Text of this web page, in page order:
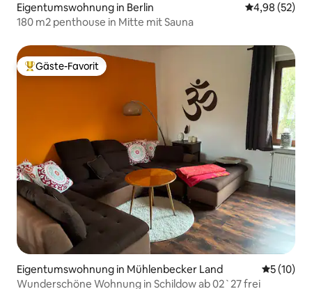
Eigentumswohnung in Berlin
4,98 (52)
180 m2 penthouse in Mitte mit Sauna
Beliebter Gäste-Favorit.
Gäste-Favorit
Eigentumswohnung in Mühlenbecker Land
5 (10)
Wunderschöne Wohnung in Schildow ab 02`27 frei